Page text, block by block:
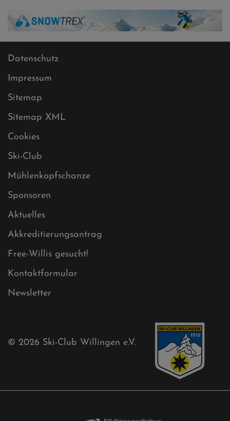
Datenschutz
Impressum
Sitemap
Sitemap XML
Cookies
Ski-Club
Mühlenkopfschanze
Sponsoren
Aktuelles
Akkreditierungsantrag
Free-Willis gesucht!
Kontaktformular
Newsletter
© 2026 Ski-Club Willingen e.V.